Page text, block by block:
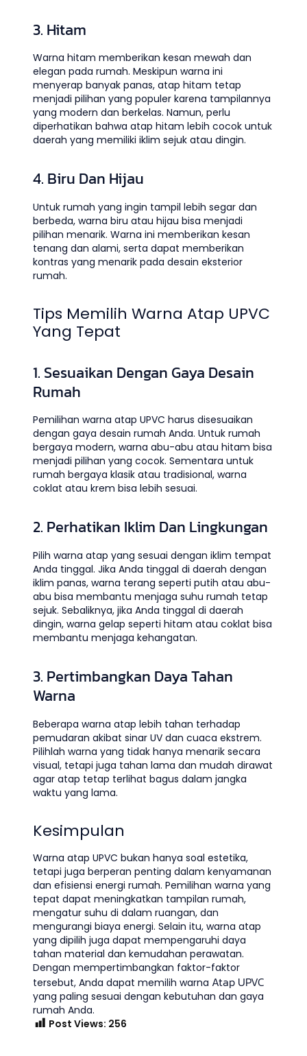
3. Hitam
Warna hitam memberikan kesan mewah dan
elegan pada rumah. Meskipun warna ini
menyerap banyak panas, atap hitam tetap
menjadi pilihan yang populer karena tampilannya
yang modern dan berkelas. Namun, perlu
diperhatikan bahwa atap hitam lebih cocok untuk
daerah yang memiliki iklim sejuk atau dingin.
4. Biru Dan Hijau
Untuk rumah yang ingin tampil lebih segar dan
berbeda, warna biru atau hijau bisa menjadi
pilihan menarik. Warna ini memberikan kesan
tenang dan alami, serta dapat memberikan
kontras yang menarik pada desain eksterior
rumah.
Tips Memilih Warna Atap UPVC
Yang Tepat
1. Sesuaikan Dengan Gaya Desain
Rumah
Pemilihan warna atap UPVC harus disesuaikan
dengan gaya desain rumah Anda. Untuk rumah
bergaya modern, warna abu-abu atau hitam bisa
menjadi pilihan yang cocok. Sementara untuk
rumah bergaya klasik atau tradisional, warna
coklat atau krem bisa lebih sesuai.
2. Perhatikan Iklim Dan Lingkungan
Pilih warna atap yang sesuai dengan iklim tempat
Anda tinggal. Jika Anda tinggal di daerah dengan
iklim panas, warna terang seperti putih atau abu-
abu bisa membantu menjaga suhu rumah tetap
sejuk. Sebaliknya, jika Anda tinggal di daerah
dingin, warna gelap seperti hitam atau coklat bisa
membantu menjaga kehangatan.
3. Pertimbangkan Daya Tahan
Warna
Beberapa warna atap lebih tahan terhadap
pemudaran akibat sinar UV dan cuaca ekstrem.
Pilihlah warna yang tidak hanya menarik secara
visual, tetapi juga tahan lama dan mudah dirawat
agar atap tetap terlihat bagus dalam jangka
waktu yang lama.
Kesimpulan
Warna atap UPVC bukan hanya soal estetika,
tetapi juga berperan penting dalam kenyamanan
dan efisiensi energi rumah. Pemilihan warna yang
tepat dapat meningkatkan tampilan rumah,
mengatur suhu di dalam ruangan, dan
mengurangi biaya energi. Selain itu, warna atap
yang dipilih juga dapat mempengaruhi daya
tahan material dan kemudahan perawatan.
Dengan mempertimbangkan faktor-faktor
tersebut, Anda dapat memilih warna Atap UPVC
yang paling sesuai dengan kebutuhan dan gaya
rumah Anda.
Post Views: 256